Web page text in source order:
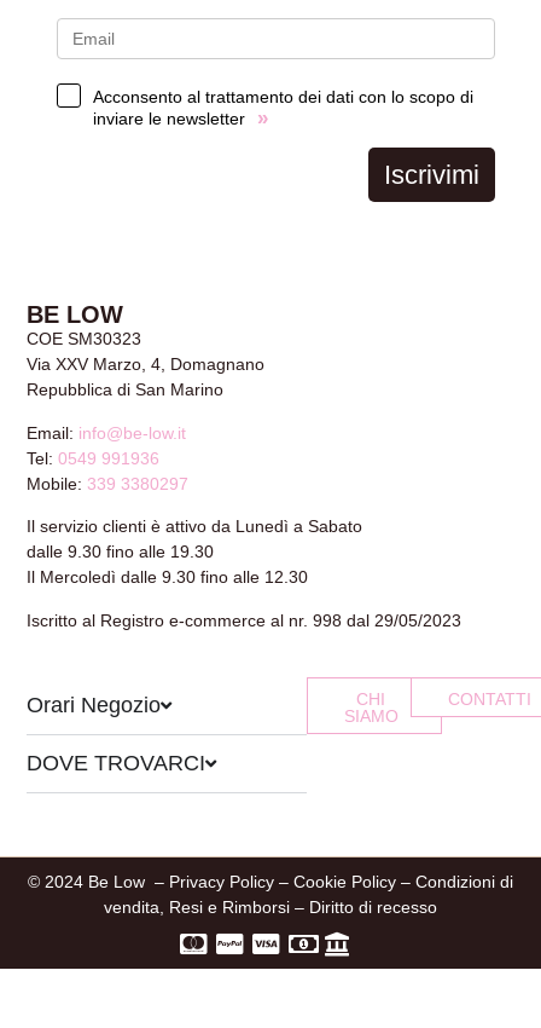
Acconsento al trattamento dei dati con lo scopo di
inviare le newsletter
»
Iscrivimi
BE LOW
COE SM30323
Via XXV Marzo, 4, Domagnano
Repubblica di San Marino
Email: info@be-low.it
Tel:0549 991936
Mobile: 339 3380297
Il servizio clienti è attivo da Lunedì a Sabato
dalle 9.30 fino alle 19.30
Il Mercoledì dalle 9.30 fino alle 12.30
Iscritto al Registro e-commerce al nr. 998 dal 29/05/2023
Orari Negozio
DOVE TROVARCI
CHI
SIAMO
CONTATTI
© 2024 Be Low – Privacy Policy – Cookie Policy – Condizioni di
vendita, Resi e Rimborsi – Diritto di recesso